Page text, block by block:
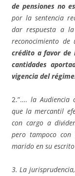
de pensiones no
por la sentencia
dar respuesta a
reconocimiento
crédito a favor de
cantidades
vigencia del
2.”…. la Audiencia
que la mercantil
con cargo a
pero tampoco
marido en su
3. La